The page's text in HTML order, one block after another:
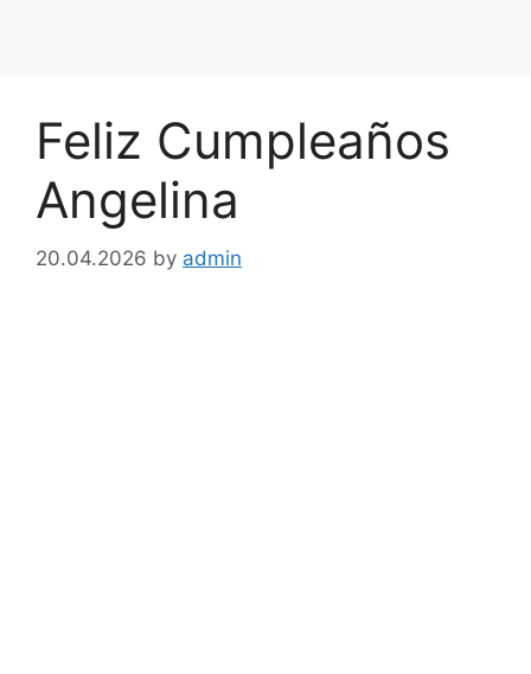
Feliz Cumpleaños
Angelina
20.04.2026 by admin